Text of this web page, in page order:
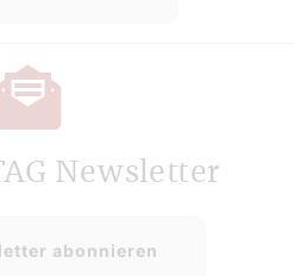
Newsletter
abonnieren